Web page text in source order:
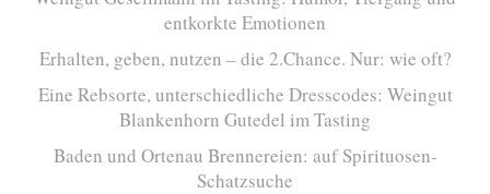
entkorkte Emotionen
Erhalten, geben, nutzen – die 2.Chance. Nur: wie oft?
Eine Rebsorte, unterschiedliche Dresscodes: Weingut
Blankenhorn Gutedel im Tasting
Baden und Ortenau Brennereien: auf Spirituosen-
Schatzsuche